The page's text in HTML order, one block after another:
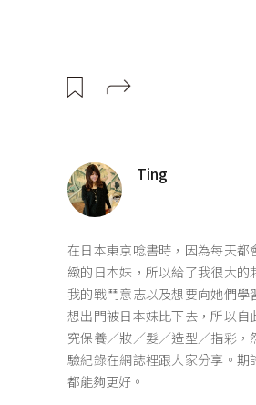
Ting
在日本東京唸書時，因為每天都
緻的日本妹，所以給了我很大的
我的戰鬥意志以及想要向她們學
想出門被日本妹比下去，所以自
究保養／妝／髮／造型／指彩，
驗紀錄在網誌裡跟大家分享。期
都能夠更好。